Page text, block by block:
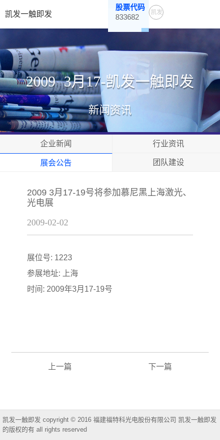
凯发一触即发
股票代码
833682
凯发
2009 3月17-凯发一触即发
新闻资讯
企业新闻 行业资讯
展会公告 团队建设
2009 3月17-19号将参加慕尼黑上海激光、
光电展
2009-02-02
展位号: 1223
参展地址: 上海
时间: 2009年3月17-19号
下一篇
上一篇
凯发一触即发 copyright © 2016 福建福特科光电股份有限公司 凯发一触即发
的版权的有 all rights reserved